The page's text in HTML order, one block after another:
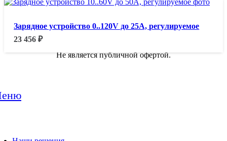
Зарядное устройство 0..120V до 25A, регулируемое
23 456₽
Не является публичной офертой.